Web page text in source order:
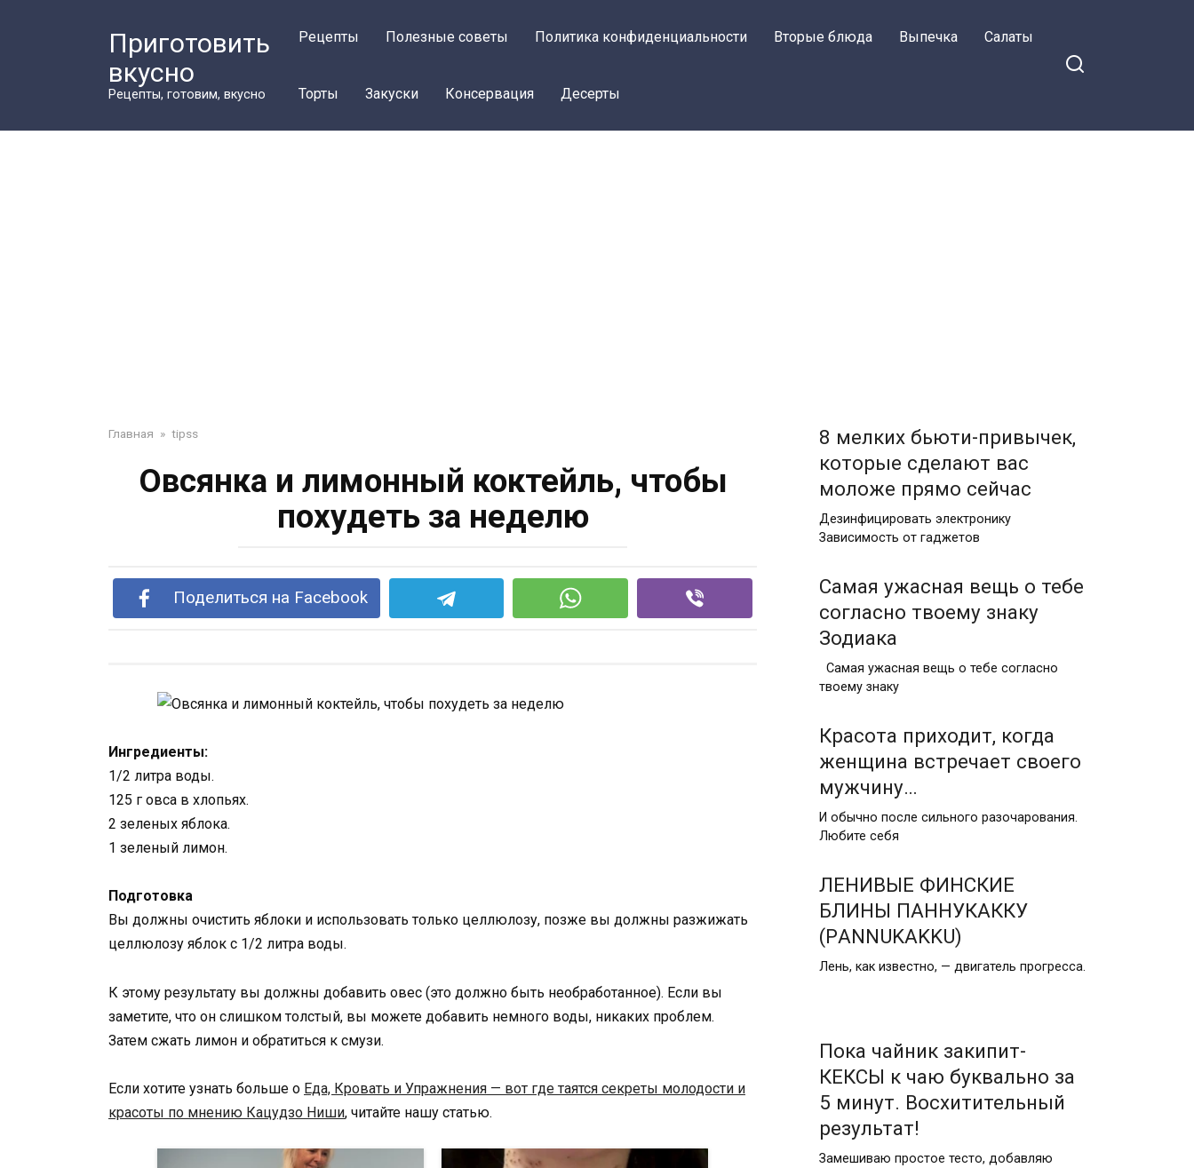
Приготовить
вкусно
Рецепты, готовим, вкусно
Рецепты Полезные советы Политика конфиденциальности Вторые блюда Выпечка Салаты
Торты Закуски Консервация Десерты
Главная » tipss
Овсянка и лимонный коктейль, чтобы
похудеть за неделю
Поделиться на Facebook
Ингредиенты:
1/2 литра воды.
125 г овса в хлопьях.
2 зеленых яблока.
1 зеленый лимон.
Подготовка
Вы должны очистить яблоки и использовать только целлюлозу, позже вы должны разжижать
целлюлозу яблок с 1/2 литра воды.
К этому результату вы должны добавить овес (это должно быть необработанное). Если вы
заметите, что он слишком толстый, вы можете добавить немного воды, никаких проблем.
Затем сжать лимон и обратиться к смузи.
Если хотите узнать больше о Еда, Кровать и Упражнения — вот где таятся секреты молодости и
красоты по мнению Кацудзо Ниши, читайте нашу статью.
8 мелких бьюти-привычек,
которые сделают вас
моложе прямо сейчас
Дезинфицировать электронику
Зависимость от гаджетов
Самая ужасная вещь о тебе
согласно твоему знаку
Зодиака
Самая ужасная вещь о тебе согласно
твоему знаку
Красота приходит, когда
женщина встречает своего
мужчину…
И обычно после сильного разочарования.
Любите себя
ЛЕНИВЫЕ ФИНСКИЕ
БЛИНЫ ПАННУКАККУ
(РANNUKAKKU)
Лень, как известно, — двигатель прогресса.
Пока чайник закипит-
КЕКСЫ к чаю буквально за
5 минут. Восхитительный
результат!
Замешиваю простое тесто, добавляю